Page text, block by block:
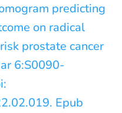
predicting
on radical
prostate cancer
6:S0090-
Epub